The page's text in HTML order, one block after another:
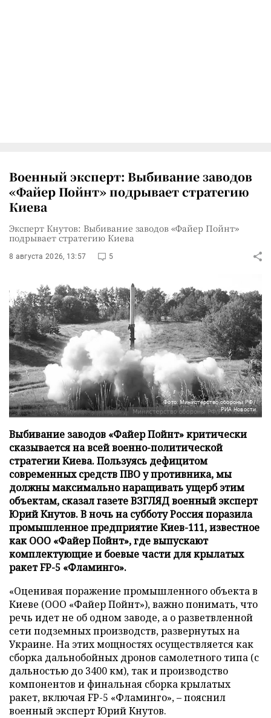
Военный эксперт: Выбивание заводов
«Файер Пойнт» подрывает стратегию
Киева
Эксперт Кнутов: Выбивание заводов «Файер Пойнт»
подрывает стратегию Киева
8 августа 2026, 13:57 5
Фото: Министерство обороны РФ/
РИА Новости
Выбивание заводов «Файер Пойнт» критически
сказывается на всей военно-политической
стратегии Киева. Пользуясь дефицитом
современных средств ПВО у противника, мы
должны максимально наращивать ущерб этим
объектам, сказал газете ВЗГЛЯД военный эксперт
Юрий Кнутов. В ночь на субботу Россия поразила
промышленное предприятие Киев-111, известное
как ООО «Файер Пойнт», где выпускают
комплектующие и боевые части для крылатых
ракет FP-5 «Фламинго».
«Оценивая поражение промышленного объекта в
Киеве (ООО «Файер Пойнт»), важно понимать, что
речь идет не об одном заводе, а о разветвленной
сети подземных производств, развернутых на
Украине. На этих мощностях осуществляется как
сборка дальнобойных дронов самолетного типа (с
дальностью до 3400 км), так и производство
компонентов и финальная сборка крылатых
ракет, включая FP-5 «Фламинго», – пояснил
военный эксперт Юрий Кнутов.